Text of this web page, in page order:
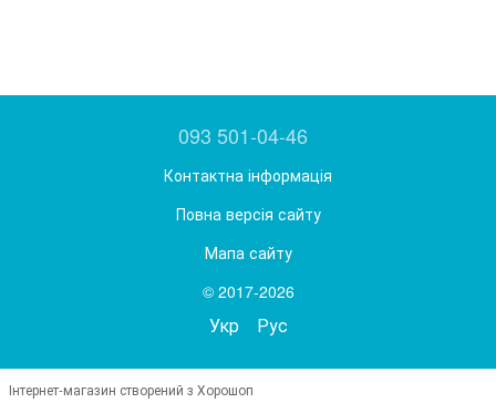
093 501-04-46
Контактна інформація
Повна версія сайту
Мапа сайту
© 2017-2026
Укр Рус
Інтернет-магазин створений з Хорошоп